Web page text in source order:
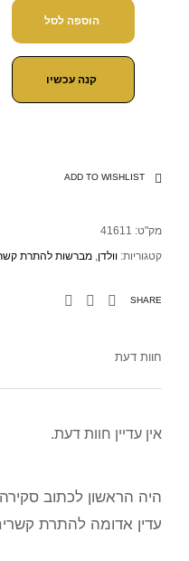
הוספה לסל
קנה עכשיו
ADD TO WISHLIST
מק"ט: 41611
קטגוריות: וולדן, מברשות להתרת
SHARE
חוות דעת
אין עדיין חוות דעת.
היה הראשון לכתוב
עדין אדומה להתרת